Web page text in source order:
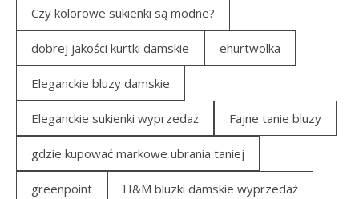
Czy kolorowe sukienki są modne?
dobrej jakości kurtki damskie ehurtwolka
Eleganckie bluzy damskie
Eleganckie sukienki wyprzedaż Fajne tanie bluzy
gdzie kupować markowe ubrania taniej
greenpoint H&M bluzki damskie wyprzedaż